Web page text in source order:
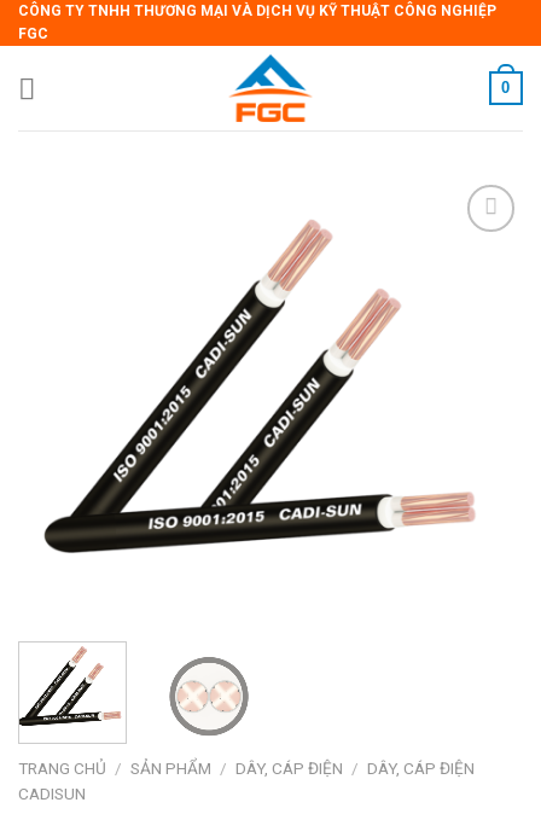
Skip
to
content
CÔNG TY TNHH THƯƠNG MẠI VÀ DỊCH VỤ KỸ THUẬT CÔNG NGHIỆP
FGC
0
TRANG CHỦ / SẢN PHẨM / DÂY, CÁP ĐIỆN / DÂY, CÁP ĐIỆN
CADISUN